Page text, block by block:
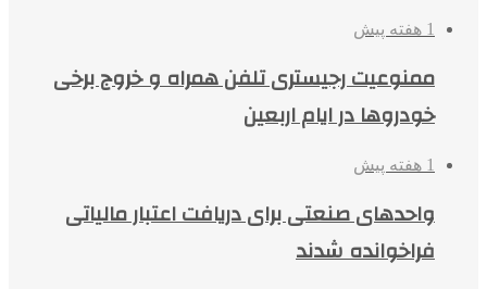
1 هفته پیش
ممنوعیت رجیستری تلفن همراه و خروج برخی
خودروها در ایام اربعین
1 هفته پیش
واحدهای صنعتی برای دریافت اعتبار مالیاتی
فراخوانده شدند